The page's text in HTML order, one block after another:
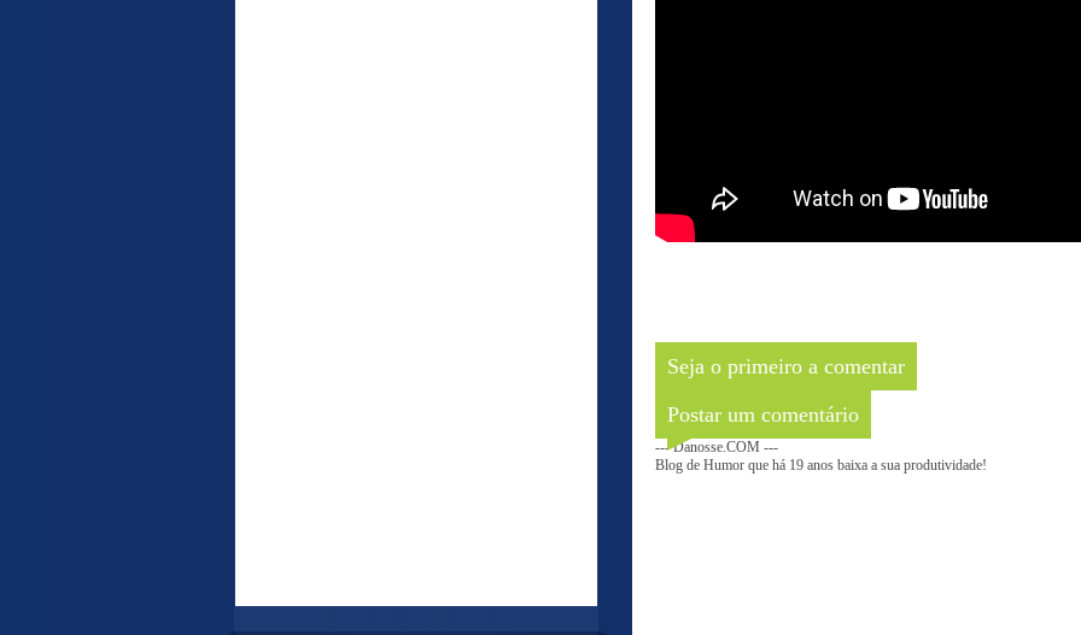
Seja o primeiro a comentar
Postar um comentário
--- Danosse.COM ---
Blog de Humor que há 19 anos baixa a sua produtividade!